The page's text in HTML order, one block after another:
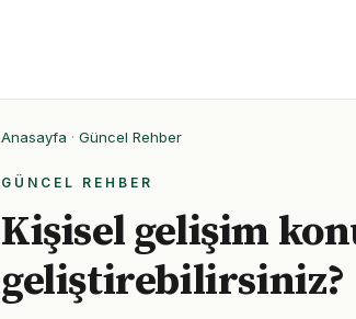
Anasayfa · Güncel Rehber
GÜNCEL REHBER
Kişisel gelişim
geliştirebilirsiniz?